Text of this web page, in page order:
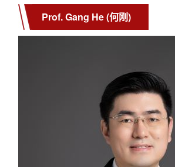
Prof. Gang He (何刚)